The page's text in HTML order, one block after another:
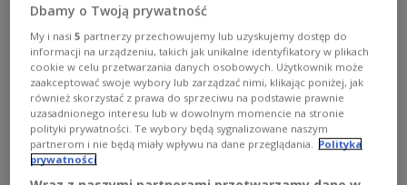
Dbamy o Twoją prywatność
My i nasi5 partnerzy przechowujemy lub uzyskujemy dostęp do
informacji na urządzeniu, takich jak unikalne identyfikatory w plikach
cookie w celu przetwarzania danych osobowych. Użytkownik może
zaakceptować swoje wybory lub zarządzać nimi, klikając poniżej, jak
również skorzystać z prawa do sprzeciwu na podstawie prawnie
uzasadnionego interesu lub w dowolnym momencie na stronie
polityki prywatności. Te wybory będą sygnalizowane naszym
partnerom i nie będą miały wpływu na dane przeglądania.
Polityka
prywatności